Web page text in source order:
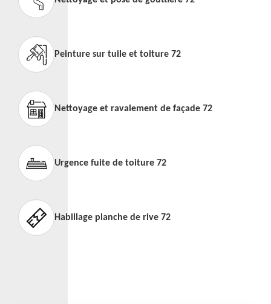
Peinture sur tuile et toiture 72
Nettoyage et ravalement de façade 72
Urgence fuite de toiture 72
Habillage planche de rive 72